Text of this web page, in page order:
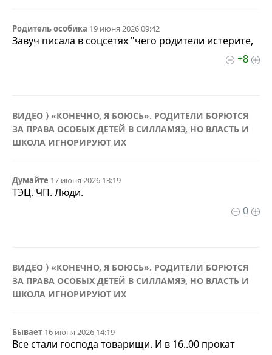
Родитель особика 19 июня 2026 09:42
Завуч писала в соцсетях "чего родители истерите,
+8
ВИДЕО ⟩ «КОНЕЧНО, Я БОЮСЬ». РОДИТЕЛИ БОРЮТСЯ
ЗА ПРАВА ОСОБЫХ ДЕТЕЙ В СИЛЛАМЯЭ, НО ВЛАСТЬ И
ШКОЛА ИГНОРИРУЮТ ИХ
Думайте 17 июня 2026 13:19
ТЭЦ. ЧП. Люди.
0
ВИДЕО ⟩ «КОНЕЧНО, Я БОЮСЬ». РОДИТЕЛИ БОРЮТСЯ
ЗА ПРАВА ОСОБЫХ ДЕТЕЙ В СИЛЛАМЯЭ, НО ВЛАСТЬ И
ШКОЛА ИГНОРИРУЮТ ИХ
Бывает 16 июня 2026 14:19
Все стали господа товарищи. И в 16..00 прокат